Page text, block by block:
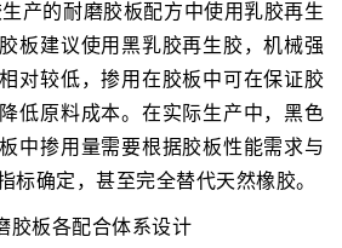
产的耐磨胶板配方中使用乳胶再生
板建议使用黑乳胶再生胶，机械强
对较低，掺用在胶板中可在保证胶
低原料成本。在实际生产中，黑色
中掺用量需要根据胶板性能需求与
标确定，甚至完全替代天然橡胶。
胶板各配合体系设计